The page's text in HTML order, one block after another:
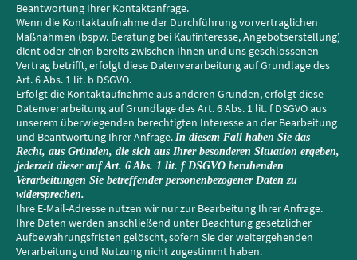
Beantwortung Ihrer Kontaktanfrage.
Wenn die Kontaktaufnahme der Durchführung vorvertraglichen
Maßnahmen (bspw. Beratung bei Kaufinteresse, Angebotserstellung)
dient oder einen bereits zwischen Ihnen und uns geschlossenen
Vertrag betrifft, erfolgt diese Datenverarbeitung auf Grundlage des
Art. 6 Abs. 1 lit. b DSGVO.
Erfolgt die Kontaktaufnahme aus anderen Gründen, erfolgt diese
Datenverarbeitung auf Grundlage des Art. 6 Abs. 1 lit. f DSGVO aus
unserem überwiegenden berechtigten Interesse an der Bearbeitung
und Beantwortung Ihrer Anfrage. In diesem Fall haben Sie das
Recht, aus Gründen, die sich aus Ihrer besonderen Situation ergeben,
jederzeit dieser auf Art. 6 Abs. 1 lit. f DSGVO beruhenden
Verarbeitungen Sie betreffender personenbezogener Daten zu
widersprechen.
Ihre E-Mail-Adresse nutzen wir nur zur Bearbeitung Ihrer Anfrage.
Ihre Daten werden anschließend unter Beachtung gesetzlicher
Aufbewahrungsfristen gelöscht, sofern Sie der weitergehenden
Verarbeitung und Nutzung nicht zugestimmt haben.